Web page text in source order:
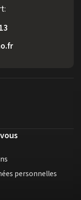
personnelles